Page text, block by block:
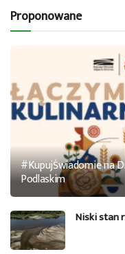
Proponowane
#KupujŚwiadomie na
Podlaskim
Niski stan